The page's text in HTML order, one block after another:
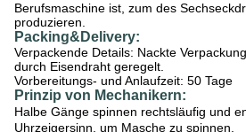
Berufsmaschine ist, zum des
produzieren.
Packing&Delivery:
Verpackende Details: Nackte
durch Eisendraht geregelt.
Vorbereitungs- und Anlaufzeit: 50 Tage
Prinzip von Mechanikern:
Halbe Gänge spinnen rechtsläufig und
Uhrzeigersinn, um Masche zu spinnen.